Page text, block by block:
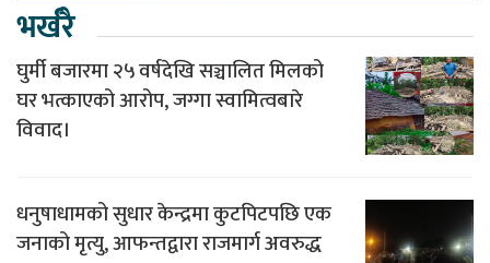
भर्खरै
घुर्मी बजारमा २५ वर्षदेखि सञ्चालित मिलको
घर भत्काएको आरोप, जग्गा स्वामित्वबारे
विवाद।
धनुषाधामको सुधार केन्द्रमा कुटपिटपछि एक
जनाको मृत्यु, आफन्तद्वारा राजमार्ग अवरुद्ध